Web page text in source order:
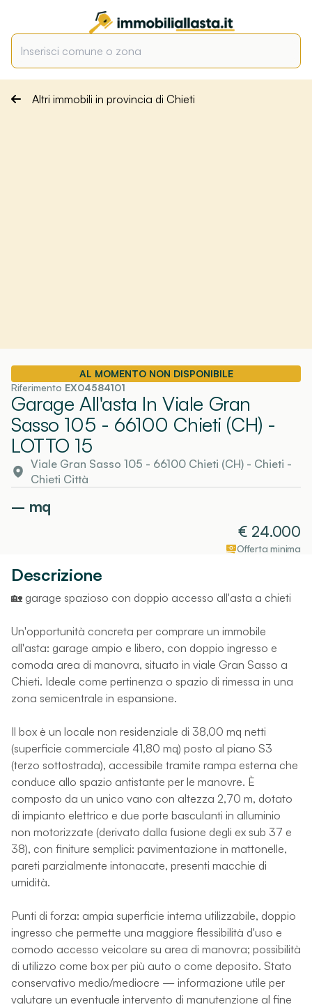
Altri immobili in provincia di Chieti
AL MOMENTO NON DISPONIBILE
Riferimento EX04584101
Garage All'asta In Viale Gran
Sasso 105 - 66100 Chieti (CH) -
LOTTO 15
Viale Gran Sasso 105 - 66100 Chieti (CH) - Chieti -
Chieti Città
– mq
€ 24.000
Offerta minima
Descrizione
🏡 garage spazioso con doppio accesso all'asta a chieti
Un'opportunità concreta per comprare un immobile
all'asta: garage ampio e libero, con doppio ingresso e
comoda area di manovra, situato in viale Gran Sasso a
Chieti. Ideale come pertinenza o spazio di rimessa in una
zona semicentrale in espansione.
Il box è un locale non residenziale di 38,00 mq netti
(superficie commerciale 41,80 mq) posto al piano S3
(terzo sottostrada), accessibile tramite rampa esterna che
conduce allo spazio antistante per le manovre. È
composto da un unico vano con altezza 2,70 m, dotato
di impianto elettrico e due porte basculanti in alluminio
non motorizzate (derivato dalla fusione degli ex sub 37 e
38), con finiture semplici: pavimentazione in mattonelle,
pareti parzialmente intonacate, presenti macchie di
umidità.
Punti di forza: ampia superficie interna utilizzabile, doppio
ingresso che permette una maggiore flessibilità d'uso e
comodo accesso veicolare su area di manovra; possibilità
di utilizzo come box per più auto o come deposito. Stato
conservativo medio/mediocre — informazione utile per
valutare un eventuale intervento di manutenzione al fine